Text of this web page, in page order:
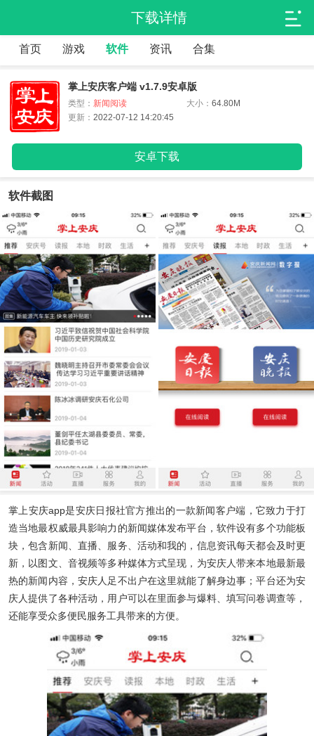
下载详情
首页 游戏 软件 资讯 合集
掌上安庆客户端 v1.7.9安卓版
类型： 新闻阅读 大小：64.80M
更新： 2022-07-12 14:20:45
安卓下载
软件截图
掌上安庆app是安庆日报社官方推出的一款新闻客户端，它致力于打
造当地最权威最具影响力的新闻媒体发布平台，软件设有多个功能板
块，包含新闻、直播、服务、活动和我的，信息资讯每天都会及时更
新，以图文、音视频等多种媒体方式呈现，为安庆人带来本地最新最
热的新闻内容，安庆人足不出户在这里就能了解身边事；平台还为安
庆人提供了各种活动，用户可以在里面参与爆料、填写问卷调查等，
还能享受众多便民服务工具带来的方便。